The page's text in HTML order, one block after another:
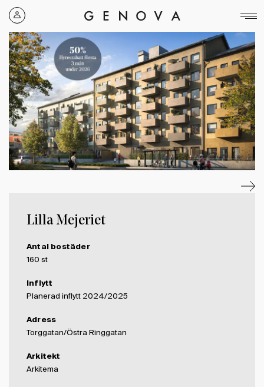
Genova
Property
Group
Lilla Mejeriet
Antal bostäder
160 st
Inflytt
Planerad inflytt 2024/2025
Adress
Torggatan/Östra Ringgatan
Arkitekt
Arkitema